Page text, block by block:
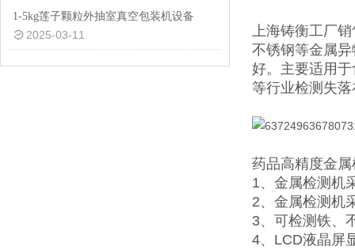
1-5kg莲子颗粒外抽室真空包装机设备
2025-03-11
上海铸衡工厂
不锈钢等金属
好。主要适用
等行业检测失
药品高精度金
1、金属检测机
2、金属检测机
3、可检测铁、
4、LCD液晶屏